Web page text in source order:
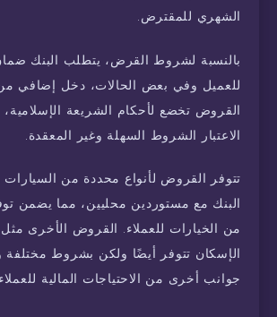
الشهري للمقترض.
بالنسبة لشروط القرض، يتطلب البنك
للعميل وفي بعض الحالات، دخل إضافي
القروض تخضع لأحكام الشريعة
الاعتبار الشروط السهلة وغير المعقدة.
تتوفر القروض لأنواع محددة من السيارات
البنك مع مستوردين محليين، مما يضمن
من الخيارات للعملاء. القروض الأخرى
الإسكان تتوفر أيضًا ولكن بشروط
جوانب أخرى من الاحتياجات المالية